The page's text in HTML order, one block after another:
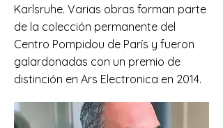
Karlsruhe. Varias obras forman parte
de la colección permanente del
Centro Pompidou de París y fueron
galardonadas con un premio de
distinción en Ars Electronica en 2014.